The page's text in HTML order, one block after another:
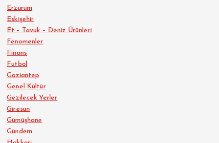
Erzurum
Eskişehir
Et – Tavuk – Deniz Ürünleri
Fenomenler
Finans
Futbol
Gaziantep
Genel Kültür
Gezilecek Yerler
Giresun
Gümüşhane
Gündem